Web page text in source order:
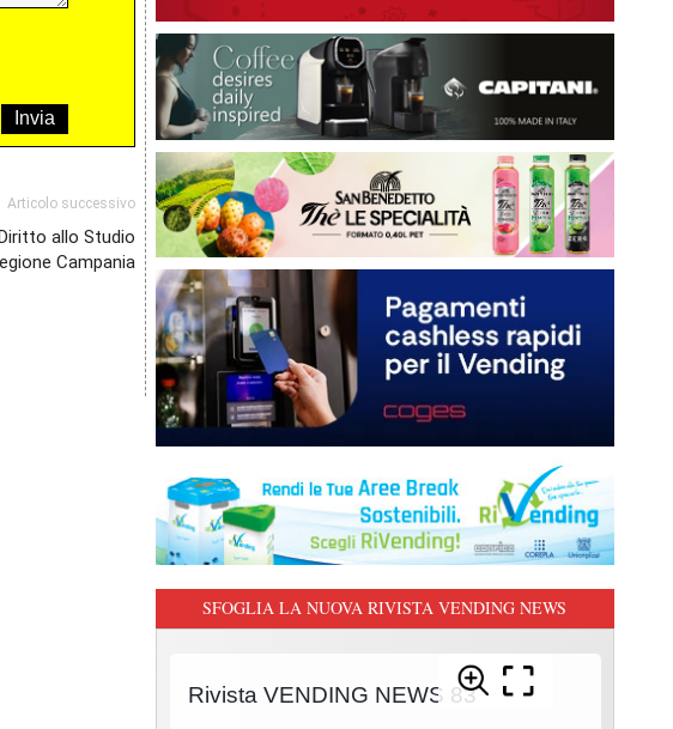
Articolo successivo
allo Studio
Campania
SFOGLIA LA NUOVA RIVISTA VENDING NEWS